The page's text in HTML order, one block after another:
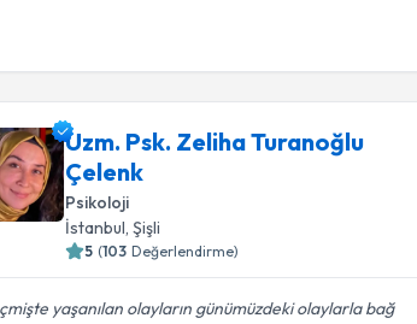
Uzm. Psk. Zeliha Turanoğlu
Çelenk
Psikoloji
İstanbul , Şişli
5 (103 Değerlendirme)
yaşanılan olayların günümüzdeki olaylarla bağ